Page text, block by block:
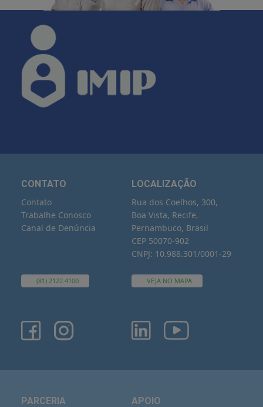
CONTATO
Contato
Trabalhe Conosco
Canal de Denúncia
(81) 2122.4100
LOCALIZAÇÃO
Rua dos Coelhos, 300,
Boa Vista, Recife,
Pernambuco, Brasil
CEP 50070-902
CNPJ: 10.988.301/0001-29
VEJA NO MAPA
PARCERIA APOIO